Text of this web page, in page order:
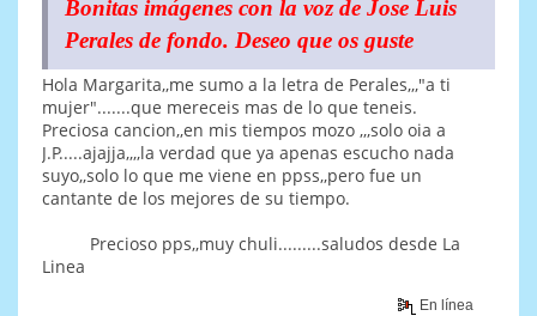
Bonitas imágenes con la voz de Jose Luis
Perales de fondo. Deseo que os guste
Hola Margarita,,me sumo a la letra de Perales,,,"a ti
mujer".......que mereceis mas de lo que teneis.
Preciosa cancion,,en mis tiempos mozo ,,,solo oia a
J.P.....ajajja,,,,la verdad que ya apenas escucho nada
suyo,,solo lo que me viene en ppss,,pero fue un
cantante de los mejores de su tiempo.
Precioso pps,,muy chuli.........saludos desde La
Linea
En línea